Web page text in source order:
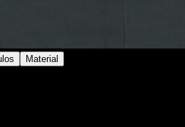
Material